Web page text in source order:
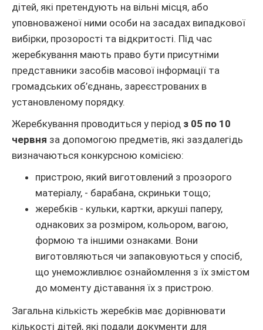
дітей, які претендують на вільні місця, або
уповноваженої ними особи на засадах випадкової
вибірки, прозорості та відкритості. Під час
жеребкування мають право бути присутніми
представники засобів масової інформації та
громадських об’єднань, зареєстрованих в
установленому порядку.
Жеребкування проводиться у період з 05 по 10
червня за допомогою предметів, які заздалегідь
визначаються конкурсною комісією:
пристрою, який виготовлений з прозорого
матеріалу, - барабана, скриньки тощо;
жеребків - кульки, картки, аркуші паперу,
однакових за розміром, кольором, вагою,
формою та іншими ознаками. Вони
виготовляються чи запаковуються у спосіб,
що унеможливлює ознайомлення з їх змістом
до моменту діставання їх з пристрою.
Загальна кількість жеребків має дорівнювати
кількості дітей, які подали документи для